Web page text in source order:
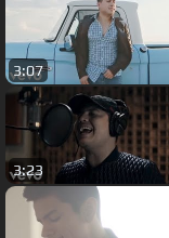
3:07
3:23